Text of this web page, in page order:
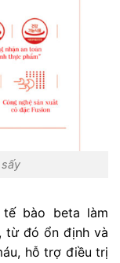
sấy
bào beta làm
từ đó ổn định và
hỗ trợ điều trị